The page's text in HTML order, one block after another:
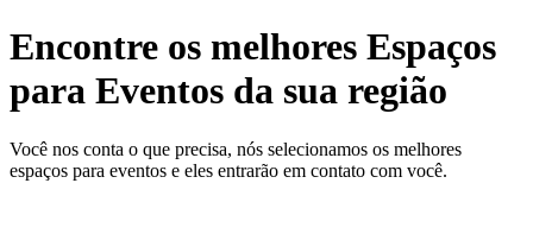
Encontre os melhores Espaços
para Eventos da sua região
Você nos conta o que precisa, nós selecionamos os melhores
espaços para eventos e eles entrarão em contato com você.